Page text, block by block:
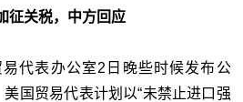
征关税，中方回应
代表办公室2日晚些时候发布公
国贸易代表计划以“未禁止进口强